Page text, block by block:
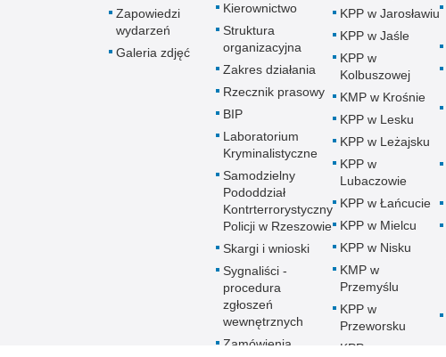
Zapowiedzi
wydarzeń
Galeria zdjęć
Kierownictwo
Struktura
organizacyjna
Zakres działania
Rzecznik prasowy
BIP
Laboratorium
Kryminalistyczne
Samodzielny
Pododdział
Kontrterrorystyczny
Policji w Rzeszowie
Skargi i wnioski
Sygnaliści -
procedura
zgłoszeń
wewnętrznych
Zamówienia
KPP w Jarosławiu
KPP w Jaśle
KPP w
Kolbuszowej
KMP w Krośnie
KPP w Lesku
KPP w Leżajsku
KPP w
Lubaczowie
KPP w Łańcucie
KPP w Mielcu
KPP w Nisku
KMP w
Przemyślu
KPP w
Przeworsku
KPP w